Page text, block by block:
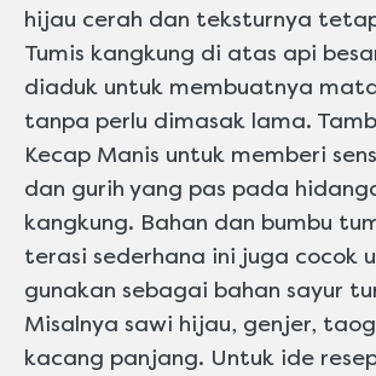
hijau cerah dan teksturnya
Tumis kangkung di atas api
diaduk untuk membuatnya
tanpa perlu dimasak lama.
Kecap Manis untuk memberi
dan gurih yang pas pada
kangkung. Bahan dan bumbu
terasi sederhana ini juga cocok
gunakan sebagai bahan sayur
Misalnya sawi hijau, genjer,
kacang panjang. Untuk ide